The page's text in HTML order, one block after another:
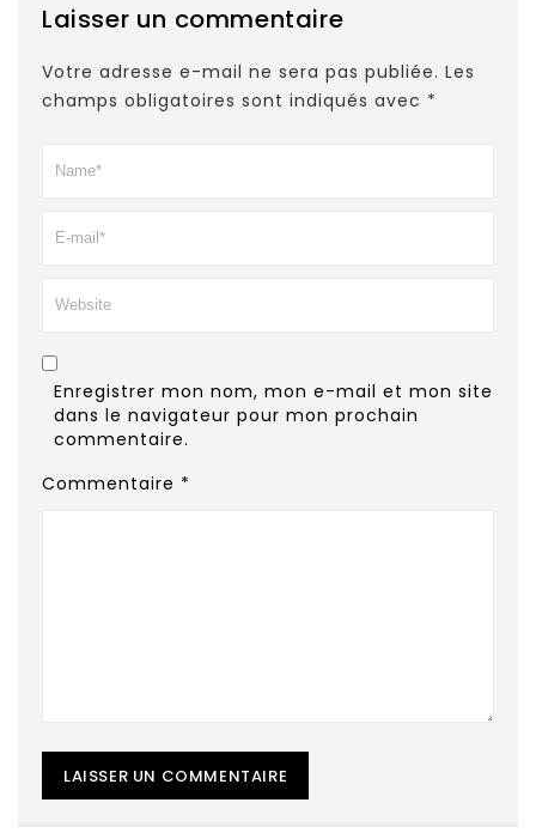
Laisser un commentaire
Votre adresse e-mail ne sera pas publiée. Les
champs obligatoires sont indiqués avec *
Enregistrer mon nom, mon e-mail et mon site
dans le navigateur pour mon prochain
commentaire.
Commentaire *